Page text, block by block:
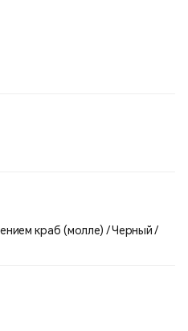
краб (молле) / Черный /